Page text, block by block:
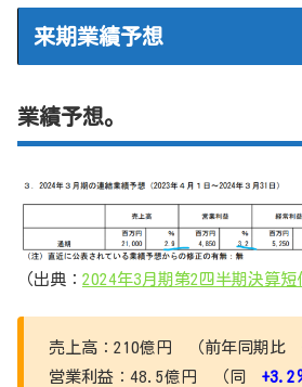
来期業績予想
業績予想。
（出典： 2024年3月期第2四半期決算短
売上高：210億円 （前年同期比
営業利益：48.5億円 （同 +3.2